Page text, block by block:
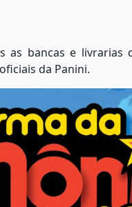
as bancas e livrarias
da Panini.